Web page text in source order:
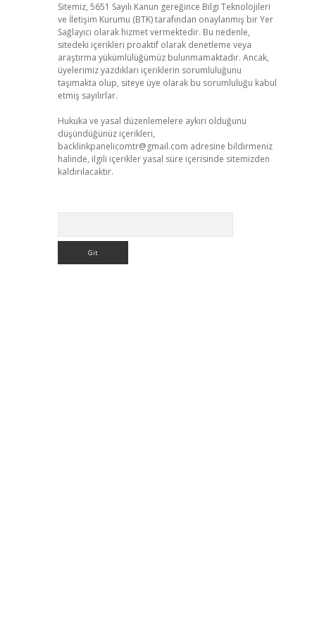
Sitemiz, 5651 Sayılı Kanun gereğince Bilgi Teknolojileri
ve İletişim Kurumu (BTK) tarafından onaylanmış bir Yer
Sağlayıcı olarak hizmet vermektedir. Bu nedenle,
sitedeki içerikleri proaktif olarak denetleme veya
araştırma yükümlülüğümüz bulunmamaktadır. Ancak,
üyelerimiz yazdıkları içeriklerin sorumluluğunu
taşımakta olup, siteye üye olarak bu sorumluluğu kabul
etmiş sayılırlar.
Hukuka ve yasal düzenlemelere aykırı olduğunu
düşündüğünüz içerikleri,
backlinkpanelicomtr@gmail.com adresine bildirmeniz
halinde, ilgili içerikler yasal süre içerisinde sitemizden
kaldırılacaktır.